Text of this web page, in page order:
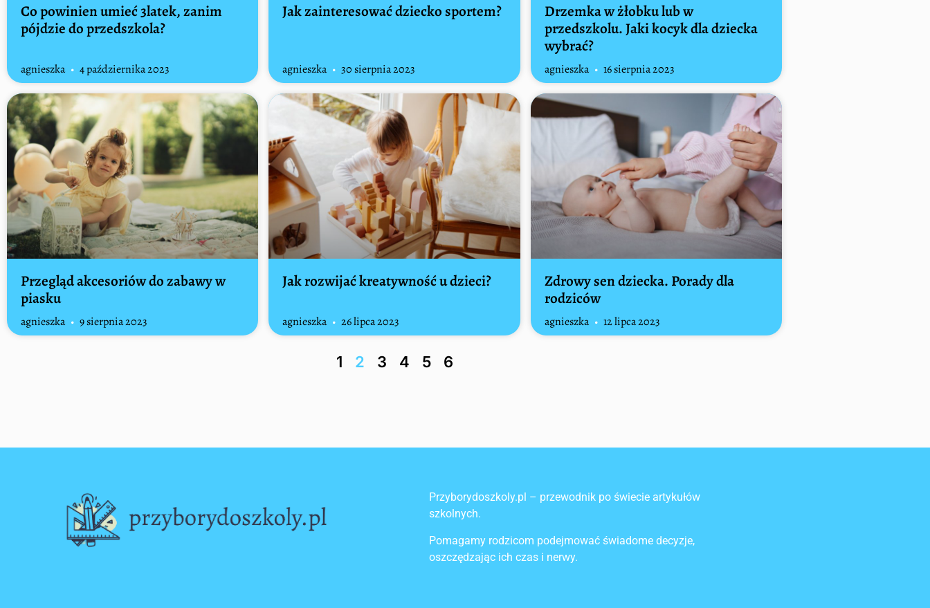
Co powinien umieć 3latek, zanim
pójdzie do przedszkola?
agnieszka 4 października 2023
Jak zainteresować dziecko sportem?
agnieszka 30 sierpnia 2023
Drzemka w żłobku lub w
przedszkolu. Jaki kocyk dla dziecka
wybrać?
agnieszka 16 sierpnia 2023
Przegląd akcesoriów do zabawy w
piasku
agnieszka 9 sierpnia 2023
Jak rozwijać kreatywność u dzieci?
agnieszka 26 lipca 2023
Zdrowy sen dziecka. Porady dla
rodziców
agnieszka 12 lipca 2023
1 2 3 4 5 6
Przyborydoszkoly.pl – przewodnik po świecie artykułów
szkolnych.
Pomagamy rodzicom podejmować świadome decyzje,
oszczędzając ich czas i nerwy.